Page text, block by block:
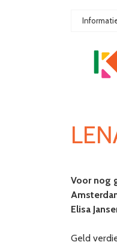
Voor nog
Elisa
Geld